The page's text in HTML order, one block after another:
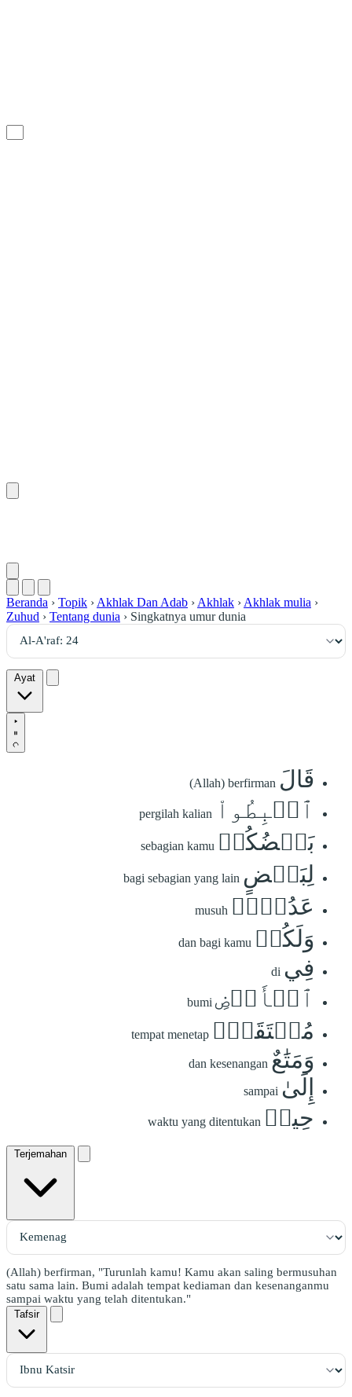
Beranda › Topik › Akhlak Dan Adab › Akhlak › Akhlak mulia ›
Zuhud › Tentang dunia › Singkatnya umur dunia
Ayat
قَالَ (Allah) berfirman
ٱهۡبِطُواْ pergilah kalian
بَعۡضُكُمۡ sebagian kamu
لِبَعۡضٍ bagi sebagian yang lain
عَدُوّٞۖ musuh
وَلَكُمۡ dan bagi kamu
فِي di
ٱلۡأَرۡضِ bumi
مُسۡتَقَرّٞ tempat menetap
وَمَتَٰعٌ dan kesenangan
إِلَىٰ sampai
حِينٖ waktu yang ditentukan
Terjemahan
(Allah) berfirman, "Turunlah kamu! Kamu akan saling bermusuhan
satu sama lain. Bumi adalah tempat kediaman dan kesenanganmu
sampai waktu yang telah ditentukan."
Tafsir